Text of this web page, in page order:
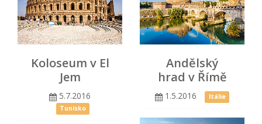
Koloseum v El
Jem
5.7.2016
Tunisko
Andělský
hrad v Římě
1.5.2016 Itálie